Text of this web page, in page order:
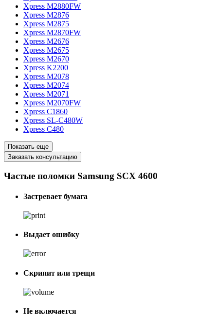
Xpress M2880FW
Xpress M2876
Xpress M2875
Xpress M2870FW
Xpress M2676
Xpress M2675
Xpress M2670
Xpress K2200
Xpress M2078
Xpress M2074
Xpress M2071
Xpress M2070FW
Xpress C1860
Xpress SL-C480W
Xpress C480
Показать еще
Заказать консультацию
Частые поломки Samsung SCX 4600
Застревает бумага
Выдает ошибку
Скрипит или трещи
Не включается